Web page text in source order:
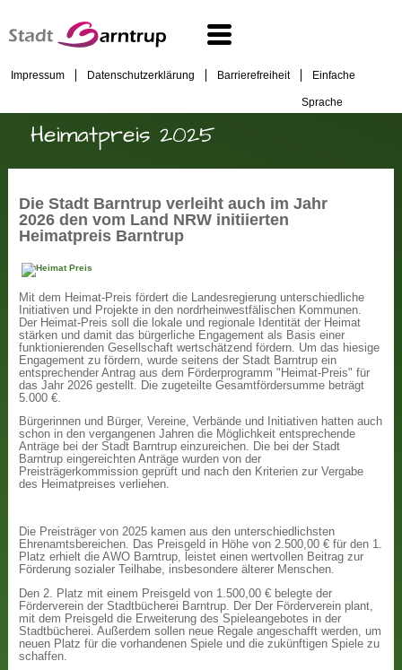
Impressum Datenschutzerklärung Barrierefreiheit Einfache
Sprache
Heimatpreis 2025
Die Stadt Barntrup verleiht auch im Jahr
2026 den vom Land NRW initiierten
Heimatpreis Barntrup
Mit dem Heimat-Preis fördert die Landesregierung unterschiedliche
Initiativen und Projekte in den nordrheinwestfälischen Kommunen.
Der Heimat-Preis soll die lokale und regionale Identität der Heimat
stärken und damit das bürgerliche Engagement als Basis einer
funktionierenden Gesellschaft wertschätzend fördern. Um das hiesige
Engagement zu fördern, wurde seitens der Stadt Barntrup ein
entsprechender Antrag aus dem Förderprogramm "Heimat-Preis" für
das Jahr 2026 gestellt. Die zugeteilte Gesamtfördersumme beträgt
5.000 €.
Bürgerinnen und Bürger, Vereine, Verbände und Initiativen hatten auch
schon in den vergangenen Jahren die Möglichkeit entsprechende
Anträge bei der Stadt Barntrup einzureichen. Die bei der Stadt
Barntrup eingereichten Anträge wurden von der
Preisträgerkommission geprüft und nach den Kriterien zur Vergabe
des Heimatpreises verliehen.
Die Preisträger von 2025 kamen aus den unterschiedlichsten
Ehrenamtsbereichen. Das Preisgeld in Höhe von 2.500,00 € für den 1.
Platz erhielt die AWO Barntrup, leistet einen wertvollen Beitrag zur
Förderung sozialer Teilhabe, insbesondere älterer Menschen.
Den 2. Platz mit einem Preisgeld von 1.500,00 € belegte der
Förderverein der Stadtbücherei Barntrup. Der Der Förderverein plant,
mit dem Preisgeld die Erweiterung des Spieleangebotes in der
Stadtbücherei. Außerdem sollen neue Regale angeschafft werden, um
neuen Platz für die vorhandenen Spiele und die zukünftigen Spiele zu
schaffen.